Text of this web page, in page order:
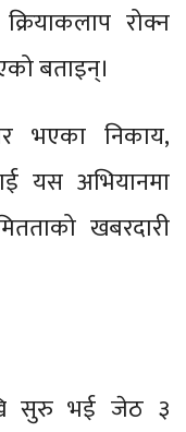
रोक्न
बताइन्।
भएका निकाय,
यस अभियानमा
खबरदारी
सुरु भई जेठ ३